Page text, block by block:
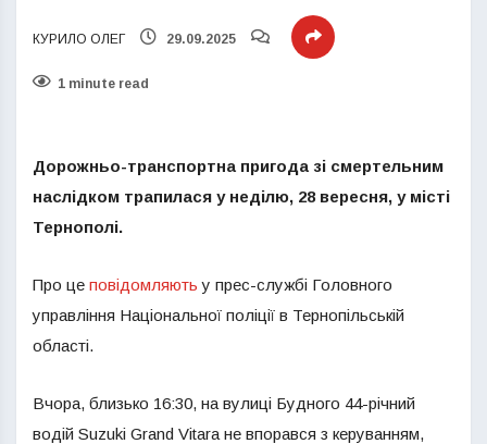
КУРИЛО ОЛЕГ 29.09.2025
1 minute read
Дорожньо-транспортна пригода зі смертельним
наслідком трапилася у неділю, 28 вересня, у місті
Тернополі.
Про це повідомляють у прес-службі Головного
управління Національної поліції в Тернопільській
області.
Вчора, близько 16:30, на вулиці Будного 44-річний
водій Suzuki Grand Vitara не впорався з керуванням,